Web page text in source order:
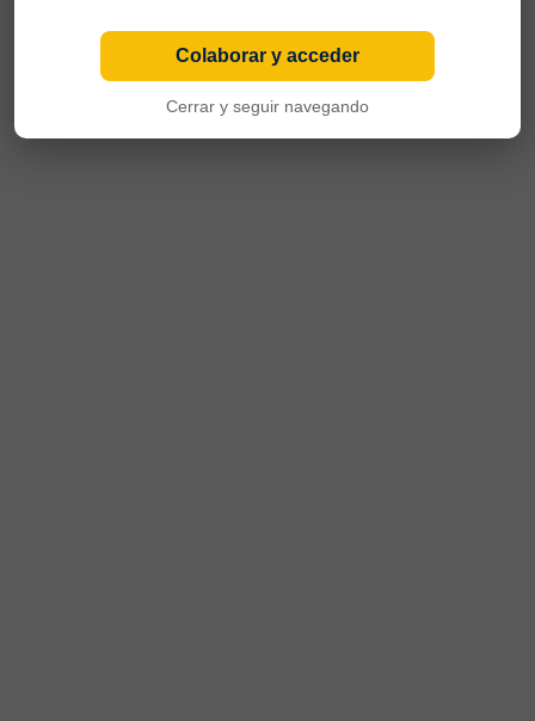
Colaborar y acceder
Cerrar y seguir navegando